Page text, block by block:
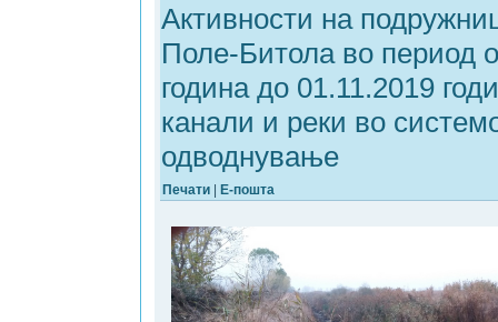
Активности на
Поле-Битола во период
година до 01.11.2019
канали и реки во
одводнување
Печати | Е-пошта